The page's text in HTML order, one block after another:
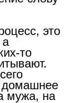
это
а
то
домашнее
мужа, на